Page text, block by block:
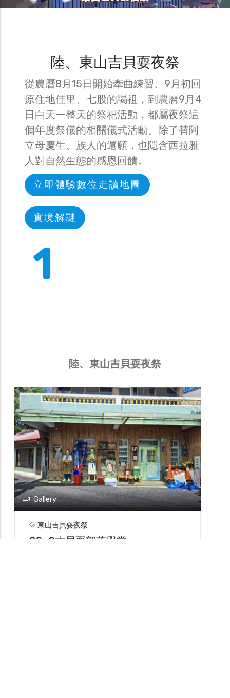
陸、東山吉貝耍夜祭
從農曆8月15日開始牽曲練習、9月初回
原住地佳里、七股的謁祖，到農曆9月4
日白天一整天的祭祀活動，都屬夜祭這
個年度祭儀的相關儀式活動。除了替阿
立母慶生、族人的還願，也隱含西拉雅
人對自然生態的感恩回饋。
立即體驗數位走讀地圖
實境解謎
2
陸、東山吉貝耍夜祭
東山吉貝耍夜祭
06-1吉貝耍大公廨
吉​貝耍部落​的​信仰​中心，​也​是​舉辦​夜祭​的​場
所。​
歷史建物 南部